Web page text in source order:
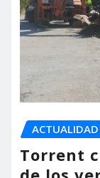
ACTUALIDAD
Torrent